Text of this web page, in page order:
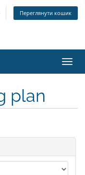
Переглянути кошик
plan